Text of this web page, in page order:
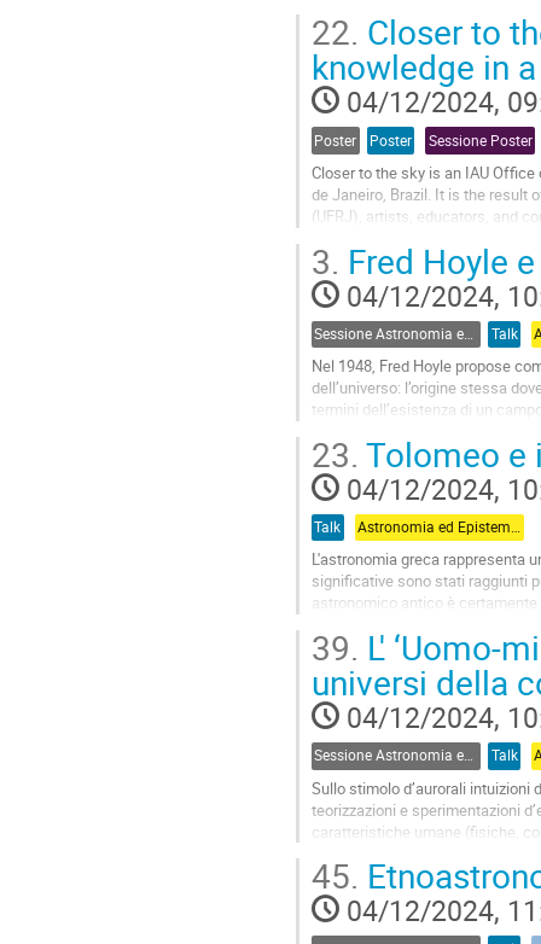
Go
to
contribution
page
22. Closer to
knowledge in
04/12/2024,
Poster Poster Sessione Poster
Closer to the sky is an IAU
de Janeiro, Brazil. It is the result
(UFRJ), artists, educators, and
Go
to
contribution
page
3. Fred Hoyle
04/12/2024,
Talk
Nel 1948, Fred Hoyle propose
dell’universo: l’origine stessa
termini dell’esistenza di un
Go
to
contribution
page
23. Tolomeo
04/12/2024,
Talk Astronomia ed Epistemologia - Chair: Alessandro Pluchino - Università degli studi di Catania
L'astronomia greca rappresenta
significative sono stati raggiunti
astronomico antico è
Go
to
contribution
page
39. L' ‘Uomo-
universi della
04/12/2024,
Sessione Astronomia ed Epistemologia Talk
Sullo stimolo d’aurorali intuizioni
teorizzazioni e sperimentazioni
caratteristiche umane (fisiche,
Go
to
contribution
page
45.
04/12/2024,